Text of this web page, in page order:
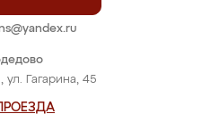
Гагарина, 45